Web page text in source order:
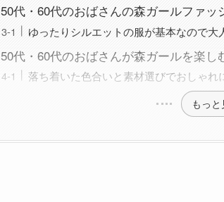
50代・60代のおばさんの森ガールファッ
ゆったりシルエットの服が基本なので大
50代・60代のおばさんが森ガールを楽し
落ち着いた色合いと素材選びでおしゃれ
もっと